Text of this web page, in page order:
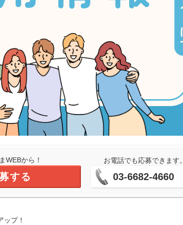
WEBから！
する
お電話でも応募できます
03-6682-4660
ップ！